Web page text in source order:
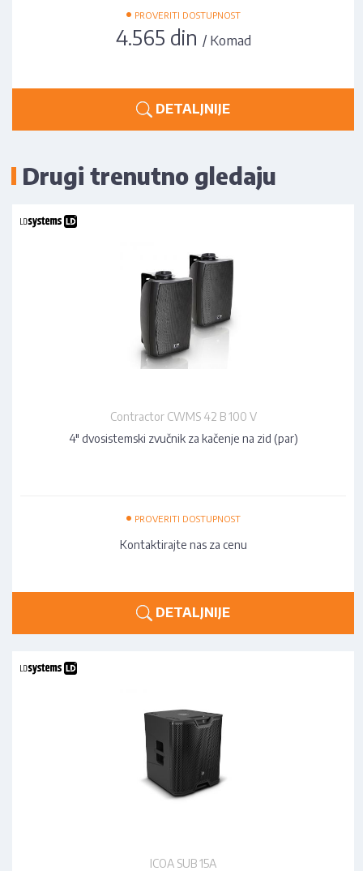
• PROVERITI DOSTUPNOST
4.565 din / Komad
DETALJNIJE
Drugi trenutno gledaju
Contractor CWMS 42 B 100 V
4" dvosistemski zvučnik za kačenje na zid (par)
• PROVERITI DOSTUPNOST
Kontaktirajte nas za cenu
DETALJNIJE
ICOA SUB 15A